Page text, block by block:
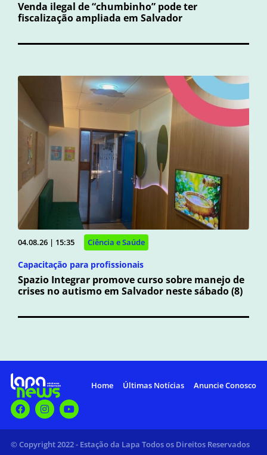
Venda ilegal de “chumbinho” pode ter
fiscalização ampliada em Salvador
04.08.26 | 15:35 Ciência e Saúde
Capacitação para profissionais
Spazio Integrar promove curso sobre manejo de
crises no autismo em Salvador neste sábado (8)
Home Últimas Notícias Anuncie Conosco
© Copyright 2022 - Estação da Lapa Todos os Direitos Reservados